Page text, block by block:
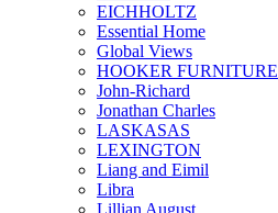
EICHHOLTZ
Essential Home
Global Views
HOOKER FURNITURE
John-Richard
Jonathan Charles
LASKASAS
LEXINGTON
Liang and Eimil
Libra
Lillian August